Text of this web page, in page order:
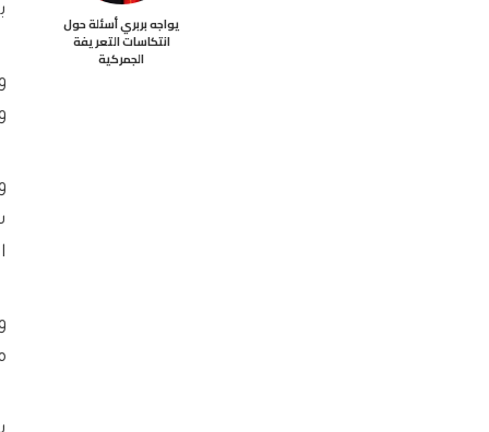
يواجه بربري أسئلة حول
انتكاسات التعريفة
الجمركية